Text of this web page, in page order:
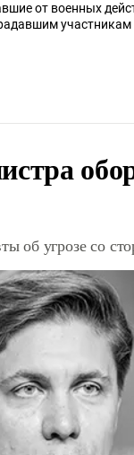
от военных
об угрозе со